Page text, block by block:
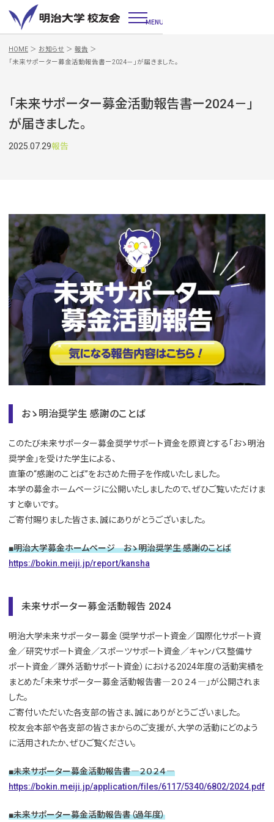
MENU
HOME ＞ お知らせ ＞ 報告 ＞
「未来サポーター募金活動報告書ー2024－」が届きました。
「未来サポーター募金活動報告書ー2024－」
が届きました。
2025.07.29報告
おゝ明治奨学生 感謝のことば
このたび未来サポーター募金奨学サポート資金を原資とする「おゝ明治
奨学金」を受けた学生による、
直筆の“感謝のことば”をおさめた冊子を作成いたしました。
本学の募金ホームページに公開いたしましたので、ぜひご覧いただけま
すと幸いです。
ご寄付賜りました皆さま、誠にありがとうございました。
■明治大学募金ホームページ おゝ明治奨学生 感謝のことば
https://bokin.meiji.jp/report/kansha
未来サポーター募金活動報告 2024
明治大学未来サポーター募金（奨学サポート資金／国際化サポート資
金／研究サポート資金／スポーツサポート資金／キャンパス整備サ
ポート資金／課外活動サポート資金）における2024年度の活動実績を
まとめた「未来サポーター募金活動報告書―２０２４―」が公開されま
した。
ご寄付いただいた各支部の皆さま、誠にありがとうございました。
校友会本部や各支部の皆さまからのご支援が、大学の活動にどのよう
に活用されたか、ぜひご覧ください。
■未来サポーター募金活動報告書―２０２４―
https://bokin.meiji.jp/application/files/6117/5340/6802/2024.pdf
■未来サポーター募金活動報告書（過年度）